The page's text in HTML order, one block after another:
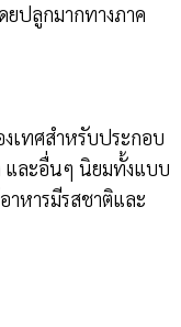
ปลูกมากทางภาค
เทศสำหรับประกอบ
และอื่นๆ นิยมทั้งแบบ
หารมีรสชาติและ